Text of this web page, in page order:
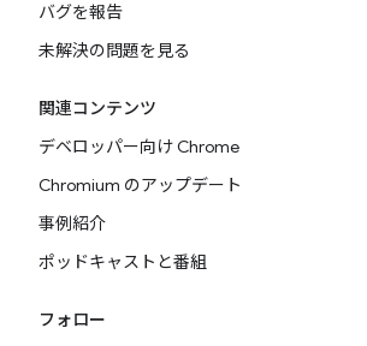
バグを報告
未解決の問題を見る
関連コンテンツ
デベロッパー向け Chrome
Chromium のアップデート
事例紹介
ポッドキャストと番組
フォロー